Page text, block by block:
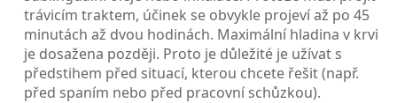
trávicím traktem, účinek se obvykle projeví až po 45
minutách až dvou hodinách. Maximální hladina v krvi
je dosažena později. Proto je důležité je užívat s
předstihem před situací, kterou chcete řešit (např.
před spaním nebo před pracovní schůzkou).